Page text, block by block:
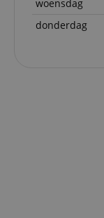
woensdag
donderdag